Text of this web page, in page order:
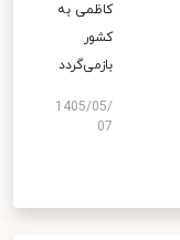
کاظمی به
کشور
بازمی‌گردد
1405/05/
07